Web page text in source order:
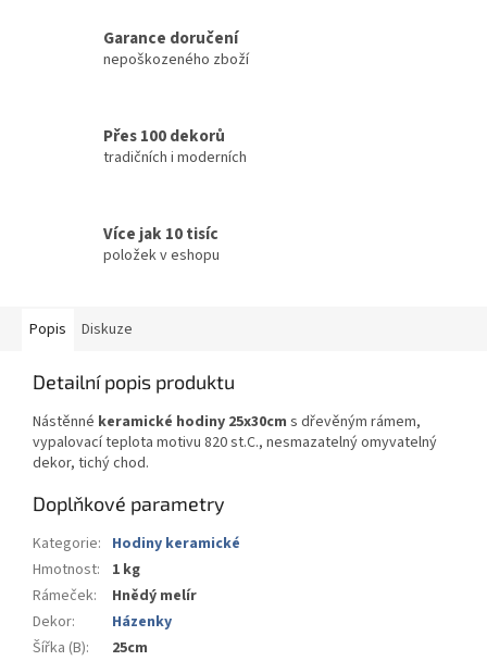
Garance doručení
nepoškozeného zboží
Přes 100 dekorů
tradičních i moderních
Více jak 10 tisíc
položek v eshopu
Popis Diskuze
Detailní popis produktu
Nástěnné keramické hodiny 25x30cm s dřevěným rámem,
vypalovací teplota motivu 820 st.C., nesmazatelný omyvatelný
dekor, tichý chod.
Doplňkové parametry
Kategorie: Hodiny keramické
Hmotnost:
1 kg
Rámeček:
Hnědý melír
Dekor:
Házenky
Šířka (B):
25cm